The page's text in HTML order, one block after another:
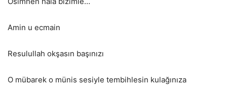
Amin u ecmain
Resulullah okşasın başınızı
O mübarek o münis sesiyle tembihlesin kulağınıza